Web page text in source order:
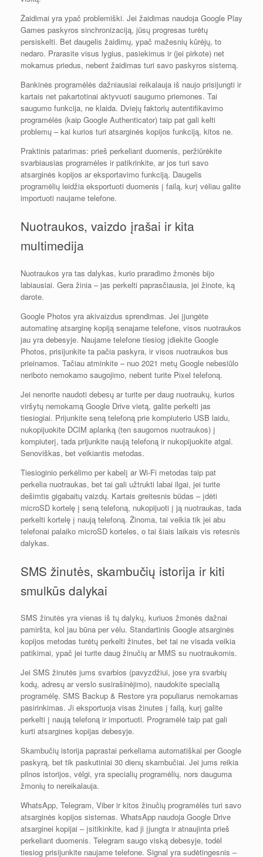
Žaidimai yra ypač problemiški. Jei žaidimas naudoja Google Play
Games paskyros sinchronizaciją, jūsų progresas turėtų
persiskelti. Bet daugelis žaidimų, ypač mažesnių kūrėjų, to
nedaro. Prarasite visus lygius, pasiekimus ir (jei pirkote) net
mokamus priedus, nebent žaidimas turi savo paskyros sistemą.
Bankinės programėlės dažniausiai reikalauja iš naujo prisijungti ir
kartais net pakartotinai aktyvuoti saugumo priemones. Tai
saugumo funkcija, ne klaida. Dviejų faktorių autentifikavimo
programėlės (kaip Google Authenticator) taip pat gali kelti
problemų – kai kurios turi atsarginės kopijos funkciją, kitos ne.
Praktinis patarimas: prieš perkeliant duomenis, peržiūrėkite
svarbiausias programėles ir patikrinkite, ar jos turi savo
atsarginės kopijos ar eksportavimo funkciją. Daugelis
programėlių leidžia eksportuoti duomenis į failą, kurį vėliau galite
importuoti naujame telefone.
Nuotraukos, vaizdo įrašai ir kita
multimedija
Nuotraukos yra tas dalykas, kurio praradimo žmonės bijo
labiausiai. Gera žinia – jas perkelti paprasčiausia, jei žinote, ką
darote.
Google Photos yra akivaizdus sprendimas. Jei įjungėte
automatinę atsarginę kopiją senajame telefone, visos nuotraukos
jau yra debesyje. Naujame telefone tiesiog įdiekite Google
Photos, prisijunkite ta pačia paskyra, ir visos nuotraukos bus
prieinamos. Tačiau atminkite – nuo 2021 metų Google nebesiūlo
neriboto nemokamo saugojimo, nebent turite Pixel telefoną.
Jei nenorite naudoti debesų ar turite per daug nuotraukų, kurios
viršytų nemokamą Google Drive vietą, galite perkelti jas
tiesiogiai. Prijunkite seną telefoną prie kompiuterio USB laidu,
nukopijuokite DCIM aplanką (ten saugomos nuotraukos) į
kompiuterį, tada prijunkite naują telefoną ir nukopijuokite atgal.
Senoviškas, bet veikiantis metodas.
Tiesioginio perkėlimo per kabelį ar Wi-Fi metodas taip pat
perkelia nuotraukas, bet tai gali užtrukti labai ilgai, jei turite
dešimtis gigabaitų vaizdų. Kartais greitesnis būdas – įdėti
microSD kortelę į seną telefoną, nukopijuoti į ją nuotraukas, tada
perkelti kortelę į naują telefoną. Žinoma, tai veikia tik jei abu
telefonai palaiko microSD korteles, o tai šiais laikais vis retesnis
dalykas.
SMS žinutės, skambučių istorija ir kiti
smulkūs dalykai
SMS žinutės yra vienas iš tų dalykų, kuriuos žmonės dažnai
pamiršta, kol jau būna per vėlu. Standartinis Google atsarginės
kopijos metodas turėtų perkelti žinutes, bet tai ne visada veikia
patikimai, ypač jei turite daug žinučių ar MMS su nuotraukomis.
Jei SMS žinutės jums svarbios (pavyzdžiui, jose yra svarbių
kodų, adresų ar verslo susirašinėjimo), naudokite specialią
programėlę. SMS Backup & Restore yra populiarus nemokamas
pasirinkimas. Ji eksportuoja visas žinutes į failą, kurį galite
perkelti į naują telefoną ir importuoti. Programėlė taip pat gali
kurti atsargines kopijas debesyje.
Skambučių istorija paprastai perkeliama automatiškai per Google
paskyrą, bet tik paskutiniai 30 dienų skambučiai. Jei jums reikia
pilnos istorijos, vėlgi, yra specialių programėlių, nors dauguma
žmonių to nereikalauja.
WhatsApp, Telegram, Viber ir kitos žinučių programėlės turi savo
atsarginės kopijos sistemas. WhatsApp naudoja Google Drive
atsarginei kopijai – įsitikinkite, kad ji įjungta ir atnaujinta prieš
perkeliant duomenis. Telegram saugo viską debesyje, todėl
tiesiog prisijunkite naujame telefone. Signal yra sudėtingesnis –